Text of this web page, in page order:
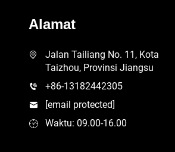
Alamat
Jalan Tailiang No. 11, Kota
Taizhou, Provinsi Jiangsu
+86-13182442305
[email protected]
Waktu: 09.00-16.00